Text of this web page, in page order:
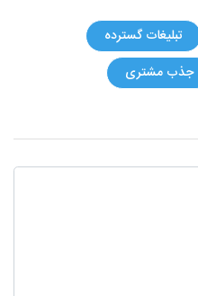
تبلیغات گسترده
جذب مشتری